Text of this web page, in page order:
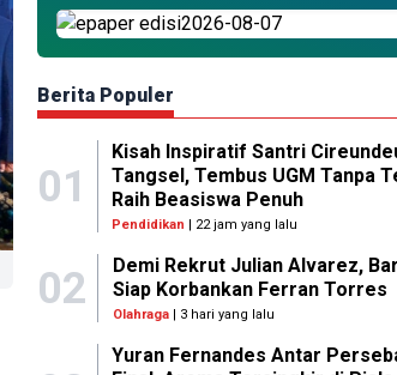
Berita Populer
01
Kisah Inspiratif Santri
Tangsel, Tembus UGM Tanpa
Raih Beasiswa Penuh
Pendidikan | 22 jam yang lalu
02
Demi Rekrut Julian Alvarez,
Siap Korbankan Ferran Torres
Olahraga| 3 hari yang lalu
Yuran Fernandes Antar